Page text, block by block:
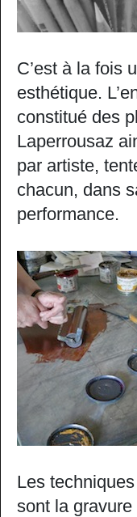
C’est à la fois
esthétique.
constitué des
Laperrousaz
par artiste,
chacun, dans
performance.
Les
sont la